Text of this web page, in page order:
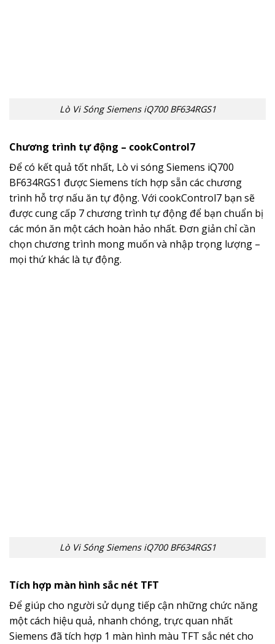
Lò Vi Sóng Siemens iQ700 BF634RGS1
Chương trình tự động – cookControl7
Để có kết quả tốt nhất, Lò vi sóng Siemens iQ700
BF634RGS1 được Siemens tích hợp sẵn các chương
trình hỗ trợ nấu ăn tự động. Với cookControl7 bạn sẽ
được cung cấp 7 chương trình tự động để bạn chuẩn bị
các món ăn một cách hoàn hảo nhất. Đơn giản chỉ cần
chọn chương trình mong muốn và nhập trọng lượng –
mọi thứ khác là tự động.
Lò Vi Sóng Siemens iQ700 BF634RGS1
Tích hợp màn hình sắc nét TFT
Để giúp cho người sử dụng tiếp cận những chức năng
một cách hiệu quả, nhanh chóng, trực quan nhất
Siemens đã tích hợp 1 màn hình màu TFT sắc nét cho